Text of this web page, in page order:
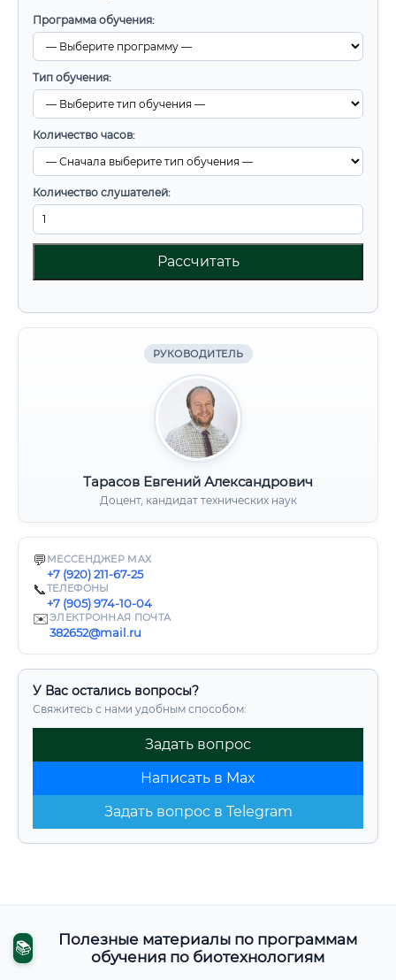
Программа обучения:
Тип обучения:
Количество часов:
Количество слушателей:
Рассчитать
РУКОВОДИТЕЛЬ
Тарасов Евгений Александрович
Доцент, кандидат технических наук
💬 МЕССЕНДЖЕР MAX
+7 (920) 211-67-25
📞ТЕЛЕФОНЫ
+7 (905) 974-10-04
✉️ЭЛЕКТРОННАЯ ПОЧТА
382652@mail.ru
У Вас остались вопросы?
Свяжитесь с нами удобным способом:
Задать вопрос
Написать в Max
Задать вопрос в Telegram
📚
Полезные материалы по программам
обучения по биотехнологиям